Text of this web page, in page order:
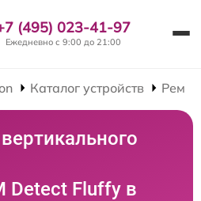
(495) 023-41-97
Ежедневно с 9:00 до 21:00
Каталог устройств
Detect Fluffy в